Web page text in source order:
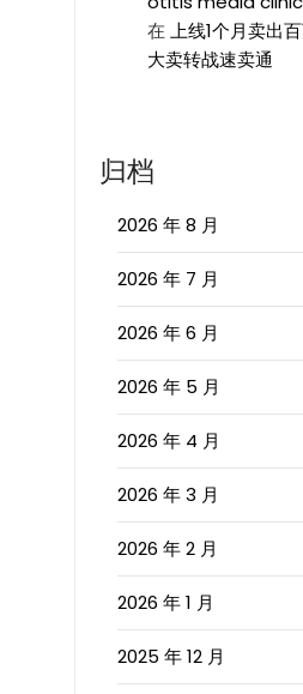
在上线1个月卖出
大卖转战速卖通
归档
2026 年 8 月
2026 年 7 月
2026 年 6 月
2026 年 5 月
2026 年 4 月
2026 年 3 月
2026 年 2 月
2026 年 1 月
2025 年 12 月